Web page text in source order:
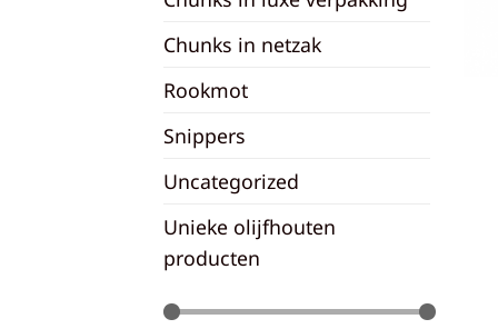
Chunks in netzak
Rookmot
Snippers
Uncategorized
Unieke olijfhouten
producten